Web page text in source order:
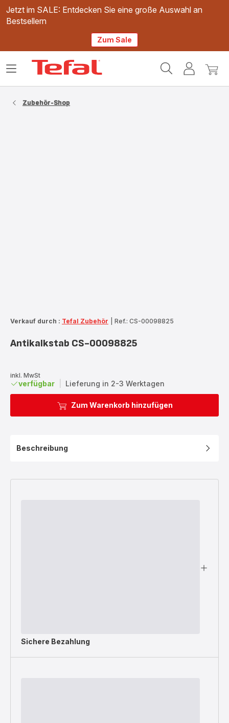
Jetzt im SALE: Entdecken Sie eine große Auswahl an
Bestsellern
Zum Sale
Mein
Mein
Das
Zubehör-Shop
Verkauf durch : Tefal Zubehör Ref.: CS-00098825
Antikalkstab CS-00098825
inkl. MwSt
verfügbar Lieferung in 2-3 Werktagen
Zum Warenkorb hinzufügen
Beschreibung
Sichere Bezahlung